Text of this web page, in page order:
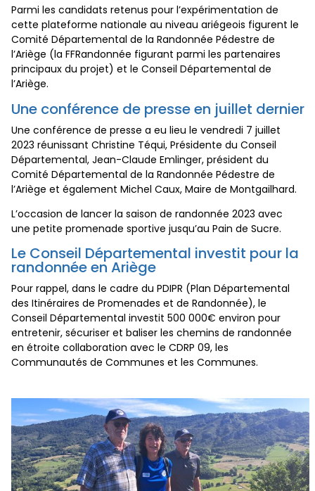
Parmi les candidats retenus pour l’expérimentation de
cette plateforme nationale au niveau ariégeois figurent le
Comité Départemental de la Randonnée Pédestre de
l’Ariège (la FFRandonnée figurant parmi les partenaires
principaux du projet) et le Conseil Départemental de
l’Ariège.
Une conférence de presse en juillet dernier
Une conférence de presse a eu lieu le vendredi 7 juillet
2023 réunissant Christine Téqui, Présidente du Conseil
Départemental, Jean-Claude Emlinger, président du
Comité Départemental de la Randonnée Pédestre de
l’Ariège et également Michel Caux, Maire de Montgailhard.
L’occasion de lancer la saison de randonnée 2023 avec
une petite promenade sportive jusqu’au Pain de Sucre.
Le Conseil Départemental investit pour la
randonnée en Ariège
Pour rappel, dans le cadre du PDIPR (Plan Départemental
des Itinéraires de Promenades et de Randonnée), le
Conseil Départemental investit 500 000€ environ pour
entretenir, sécuriser et baliser les chemins de randonnée
en étroite collaboration avec le CDRP 09, les
Communautés de Communes et les Communes.